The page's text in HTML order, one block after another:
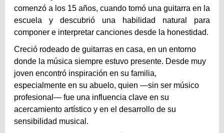
comenzó a los 15 años, cuando tomó una guitarra en la
escuela y descubrió una habilidad natural para
componer e interpretar canciones desde la honestidad.
Creció rodeado de guitarras en casa, en un entorno
donde la música siempre estuvo presente. Desde muy
joven encontró inspiración en su familia,
especialmente en su abuelo, quien —sin ser músico
profesional— fue una influencia clave en su
acercamiento artístico y en el desarrollo de su
sensibilidad musical.